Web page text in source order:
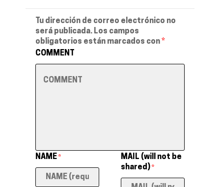
Tu dirección de correo electrónico no
será publicada. Los campos
obligatorios están marcados con *
COMMENT
NAME *
MAIL (will not be
shared) *